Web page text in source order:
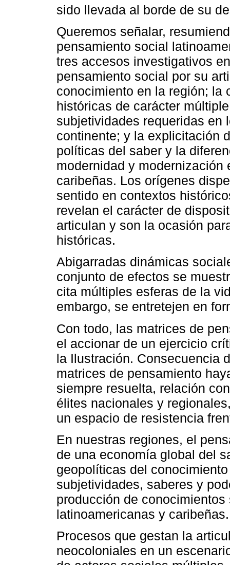
sido llevada al borde de su
Queremos señalar,
pensamiento social
tres accesos investigativos
pensamiento social por su
conocimiento en la región; la
históricas de carácter
subjetividades requeridas en
continente; y la explicitación
políticas del saber y la
modernidad y
caribeñas. Los orígenes
sentido en contextos
revelan el carácter de
articulan y son la ocasión
históricas.
Abigarradas dinámicas
conjunto de efectos se
cita múltiples esferas de la
embargo, se entretejen en
Con todo, las matrices de
el accionar de un ejercicio
la Ilustración. Consecuencia
matrices de pensamiento
siempre resuelta, relación
élites nacionales y
un espacio de resistencia
En nuestras regiones, el
de una economía global del
geopolíticas del
subjetividades, saberes y
producción de
latinoamericanas y caribeñas.
Procesos que gestan la
neocoloniales en un